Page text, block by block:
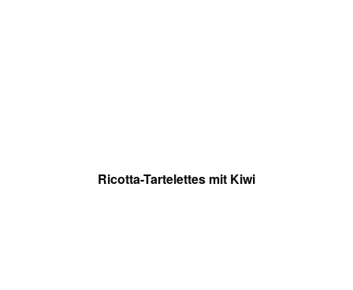
Ricotta-Tartelettes mit Kiwi